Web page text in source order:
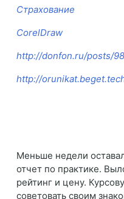
Страхование
CorelDraw
http://donfon.ru/posts/
http://
Меньше недели
отчет по практике.
рейтинг и цену.
советовать своим